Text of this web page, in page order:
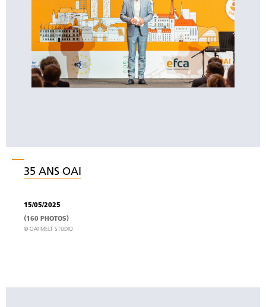
35 ANS OAI
15/05/2025
(160 PHOTOS)
© OAI MELT STUDIO